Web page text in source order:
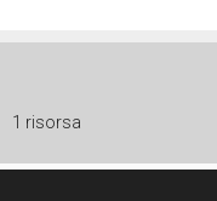
1 risorsa